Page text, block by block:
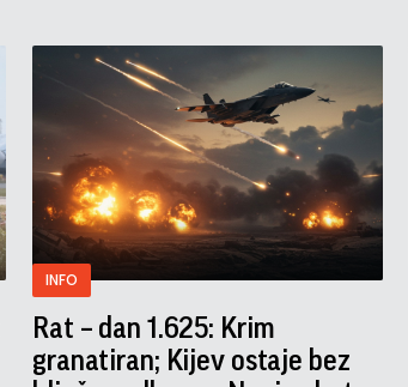
INFO
Rat – dan 1.625: Krim
granatiran; Kijev ostaje bez